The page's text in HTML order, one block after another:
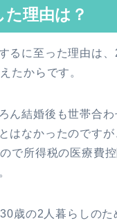
理由は？
るに至った理由は
たからです。
ん結婚後も世帯合
はなかったのです
で所得税の医療費
歳の2人暮らしのた